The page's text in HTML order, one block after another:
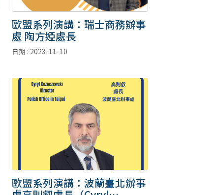
歐盟系列演講：瑞士商務辦事
處 陶方婭處長
日期 : 2023-11-10
歐盟系列演講：波蘭臺北辦事